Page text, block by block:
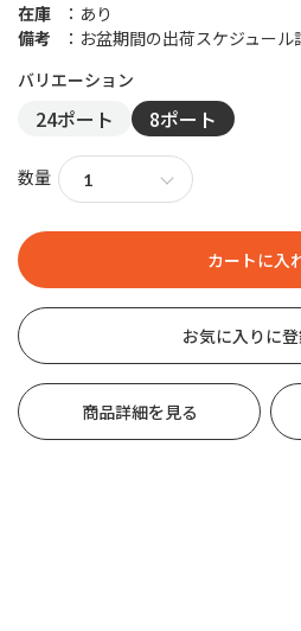
在庫
あり
備考
お盆期間の出荷スケジュール
24ポート 8ポート
数量
お気に入りに
商品詳細を見る